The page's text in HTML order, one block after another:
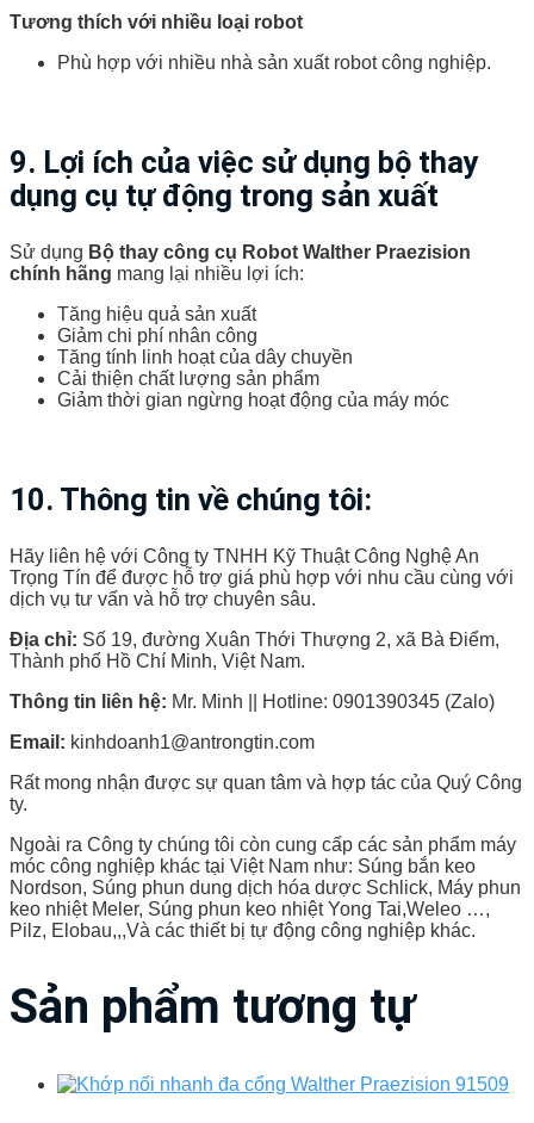
Tương thích với nhiều loại robot
Phù hợp với nhiều nhà sản xuất robot công nghiệp.
9. Lợi ích của việc sử dụng bộ thay
dụng cụ tự động trong sản xuất
Sử dụng Bộ thay công cụ Robot Walther Praezision
chính hãng mang lại nhiều lợi ích:
Tăng hiệu quả sản xuất
Giảm chi phí nhân công
Tăng tính linh hoạt của dây chuyền
Cải thiện chất lượng sản phẩm
Giảm thời gian ngừng hoạt động của máy móc
10. Thông tin về chúng tôi:
Hãy liên hệ với Công ty TNHH Kỹ Thuật Công Nghệ An
Trọng Tín để được hỗ trợ giá phù hợp với nhu cầu cùng với
dịch vụ tư vấn và hỗ trợ chuyên sâu.
Địa chỉ: Số 19, đường Xuân Thới Thượng 2, xã Bà Điểm,
Thành phố Hồ Chí Minh, Việt Nam.
Thông tin liên hệ: Mr. Minh || Hotline: 0901390345 (Zalo)
Email: kinhdoanh1@antrongtin.com
Rất mong nhận được sự quan tâm và hợp tác của Quý Công
ty.
Ngoài ra Công ty chúng tôi còn cung cấp các sản phẩm máy
móc công nghiệp khác tại Việt Nam như: Súng bắn keo
Nordson, Súng phun dung dịch hóa dược Schlick, Máy phun
keo nhiệt Meler, Súng phun keo nhiệt Yong Tai,Weleo …,
Pilz, Elobau,,,Và các thiết bị tự động công nghiệp khác.
Sản phẩm tương tự